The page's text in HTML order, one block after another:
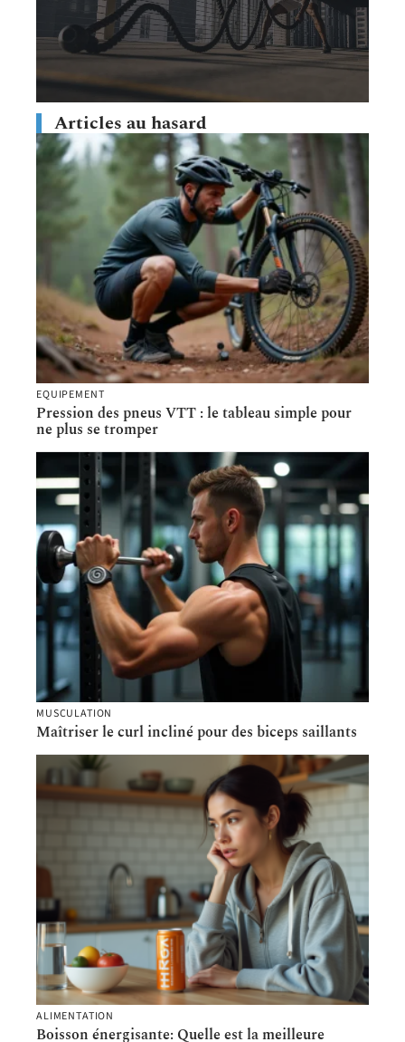
Articles au hasard
EQUIPEMENT
Pression des pneus VTT : le tableau simple pour
ne plus se tromper
MUSCULATION
Maîtriser le curl incliné pour des biceps saillants
ALIMENTATION
Boisson énergisante: Quelle est la meilleure